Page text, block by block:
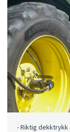
- Riktig